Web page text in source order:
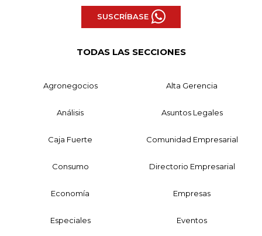
SUSCRÍBASE
TODAS LAS SECCIONES
Agronegocios Alta Gerencia
Análisis Asuntos Legales
Caja Fuerte Comunidad Empresarial
Consumo Directorio Empresarial
Economía Empresas
Especiales Eventos